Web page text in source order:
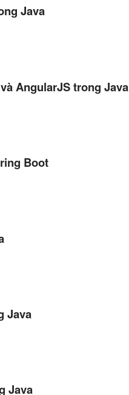
Java
AngularJS trong Java
Boot
Java
Java